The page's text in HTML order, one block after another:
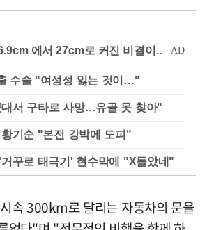
수술 "여성성 잃는 것이…"
서 구타로 사망…유골 못 찾아"
기순 "본전 강박에 도피"
꾸로 태극기' 현수막에 "X돌았네"
속 300km로 달리는 자동차의 문을